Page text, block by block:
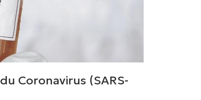
Coronavirus (SARS-